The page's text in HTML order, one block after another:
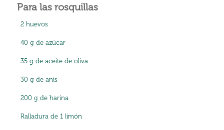
Para las rosquillas
2 huevos
40 g de azúcar
35 g de aceite de oliva
30 g de anís
200 g de harina
Ralladura de 1 limón